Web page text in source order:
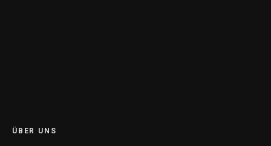
ÜBER UNS